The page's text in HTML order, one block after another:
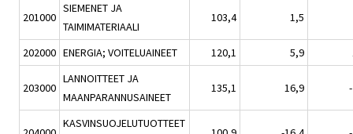
201000
SIEMENET JA
TAIMIMATERIAALI
103,4 1,5
202000 ENERGIA; VOITELUAINEET 120,1 5,9
203000
LANNOITTEET JA
MAANPARANNUSAINEET
135,1 16,9
KASVINSUOJELUTUOTTEET